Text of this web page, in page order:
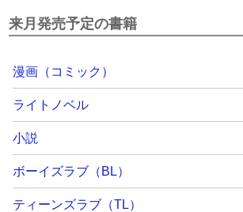
来月発売予定の書籍
漫画（コミック）
ライトノベル
小説
ボーイズラブ（BL）
ティーンズラブ（TL）